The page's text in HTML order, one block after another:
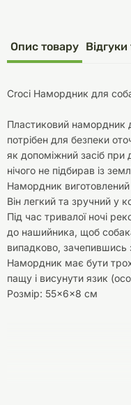
Опис товару
Croci Намордник для
Пластиковий намордник
потрібен для безпеки
як допоміжний засіб
нічого не підбирав із
Намордник виготовлений
Він легкий та зручний у
Під час тривалої ночі
до нашийника, щоб
випадково, зачепившись
Намордник має бути
пащу і висунути язик
Розмір: 55×6×8 см